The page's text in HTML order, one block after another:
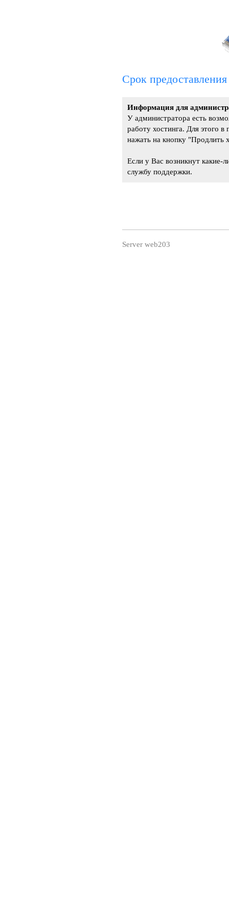
Срок
Информация для
У администратора есть
работу хостинга. Для этого
нажать на кнопку "Продлить
Если у Вас возникнут какие-
службу поддержки.
Server web203